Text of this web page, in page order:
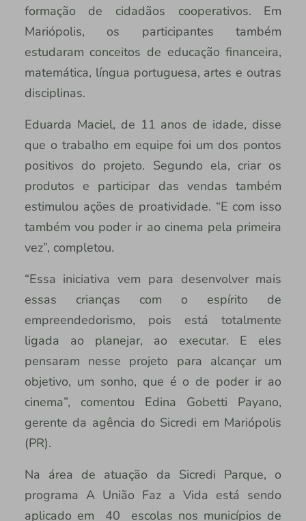
formação de cidadãos cooperativos. Em
Mariópolis, os participantes também
estudaram conceitos de educação financeira,
matemática, língua portuguesa, artes e outras
disciplinas.
Eduarda Maciel, de 11 anos de idade, disse
que o trabalho em equipe foi um dos pontos
positivos do projeto. Segundo ela, criar os
produtos e participar das vendas também
estimulou ações de proatividade. “E com isso
também vou poder ir ao cinema pela primeira
vez”, completou.
“Essa iniciativa vem para desenvolver mais
essas crianças com o espírito de
empreendedorismo, pois está totalmente
ligada ao planejar, ao executar. E eles
pensaram nesse projeto para alcançar um
objetivo, um sonho, que é o de poder ir ao
cinema”, comentou Edina Gobetti Payano,
gerente da agência do Sicredi em Mariópolis
(PR).
Na área de atuação da Sicredi Parque, o
programa A União Faz a Vida está sendo
aplicado em 40 escolas nos municípios de